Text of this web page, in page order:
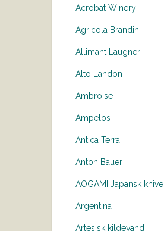
Acrobat Winery
Agricola Brandini
Allimant Laugner
Alto Landon
Ambroise
Ampelos
Antica Terra
Anton Bauer
AOGAMI Japansk knive
Argentina
Artesisk kildevand